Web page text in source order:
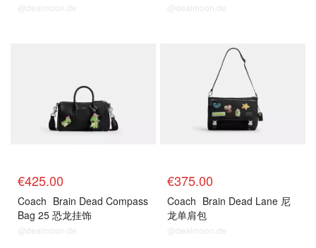
@dealmoon.de @dealmoon.de
€425.00
Coach Brain Dead Compass
Bag 25 恐龙挂饰
@dealmoon.de
€375.00
Coach Brain Dead Lane 尼
龙单肩包
@dealmoon.de